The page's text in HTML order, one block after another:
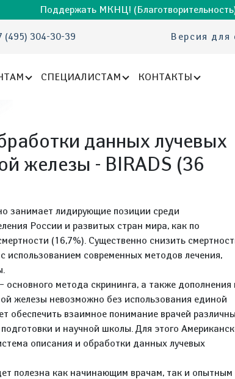
Поддержать МКНЦ!
(495) 304-30-39 Версия для
СПЕЦИАЛИСТАМ КОНТАКТЫ
данных лучевых
железы - BIRADS (36
занимает лидирующие позиции среди
России и развитых стран мира, как по
(16,7%). Существенно снизить
использованием современных методов лечения,
метода скрининга, а также дополнения
железы невозможно без использования единой
обеспечить взаимное понимание врачей
и научной школы. Для этого
описания и обработки данных лучевых
полезна как начинающим врачам, так и опытным